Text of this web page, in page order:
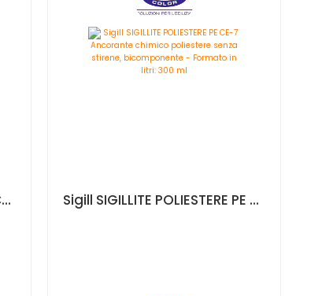
Sigill Sigillite Vinilestere VE CE PLUS C2 Ancorante chimico poliestere senza stirene, bicomponente, con qualifica sismica - Formato in litri: 300 ml Sigill SIGILLITE POLIESTERE PE CE-7 Ancorante chimico poliestere senza stirene, bicomponente - Formato in litri: 300 ml